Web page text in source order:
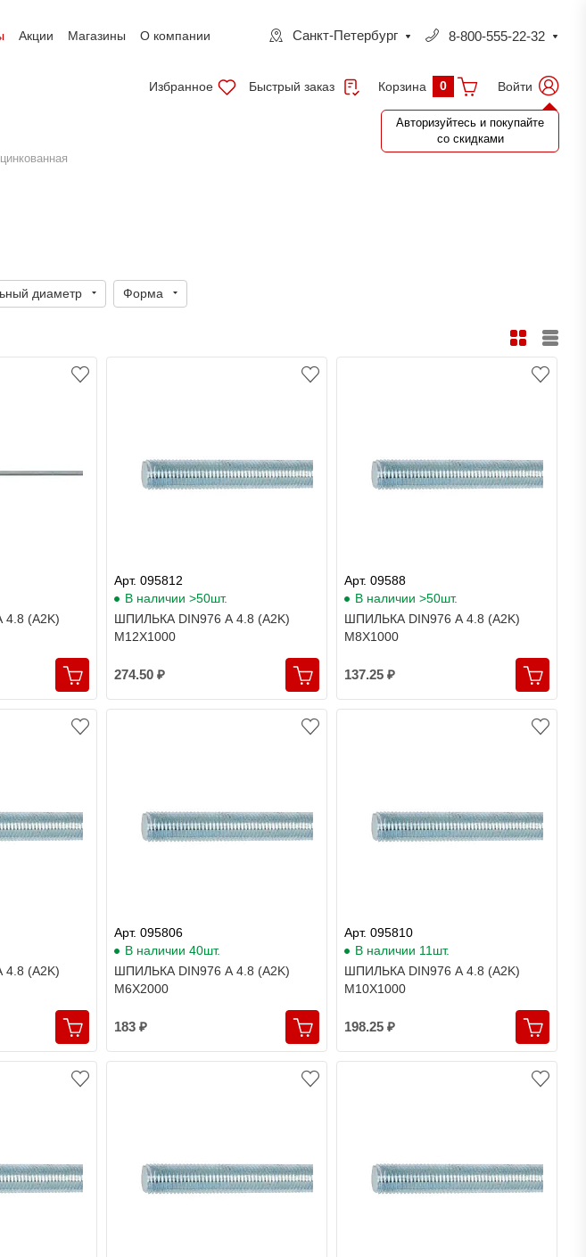
Акции Магазины О компании Санкт-Петербург 8-800-555-22-32
Избранное Быстрый заказ Корзина 0 Войти
Авторизуйтесь и покупайте
со скидками
диаметр Форма
(A2K)
Арт. 095812
В наличии >50шт.
ШПИЛЬКА DIN976 A 4.8 (A2K)
M12X1000
274.50 ₽
Арт. 09588
В наличии >50шт.
ШПИЛЬКА DIN976 A 4.8 (A2K)
M8X1000
137.25 ₽
(A2K)
Арт. 095806
В наличии 40шт.
ШПИЛЬКА DIN976 A 4.8 (A2K)
M6X2000
183 ₽
Арт. 095810
В наличии 11шт.
ШПИЛЬКА DIN976 A 4.8 (A2K)
M10X1000
198.25 ₽